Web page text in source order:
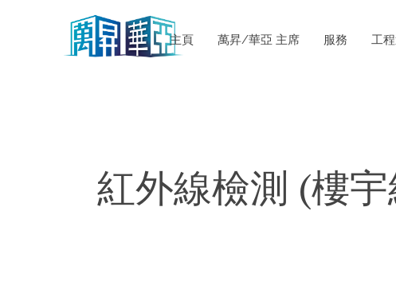
主頁 萬昇/華亞 主席 服務 工
紅外線檢測 (樓